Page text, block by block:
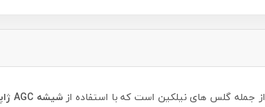
از جمله گلس های نیلکین است که با استفاده ازشیشه AGC ژاپن